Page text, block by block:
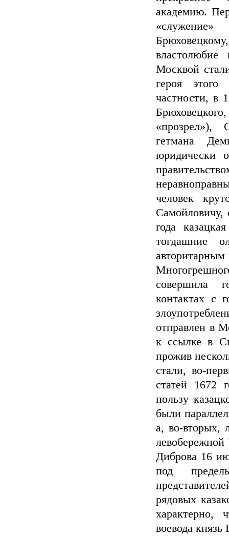
академию.
Москвой
героя
частности, в
«прозрел»),
гетмана
юридически
человек
Самойловичу,
года
тогдашние
совершила
контактах с
отправлен в
к ссылке в
прожив
стали, во-
статей 1672
пользу
были
а, во-вторых,
левобережной
Диброва 16
под
рядовых
характерно,
воевода князь